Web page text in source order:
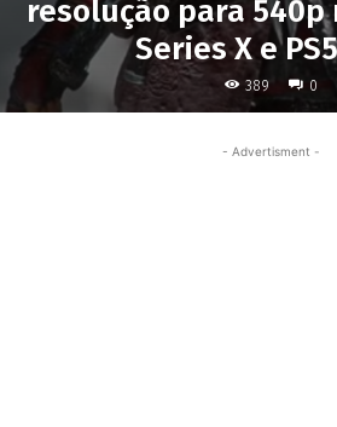
resolução para 540p
Series X e
389 0
- Advertisment -